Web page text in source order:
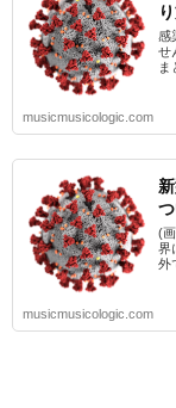
感
せ
ま
musicmusicologic.com
(
界
外
musicmusicologic.com